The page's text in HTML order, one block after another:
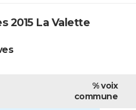
2015 La Valette
% voix
commune